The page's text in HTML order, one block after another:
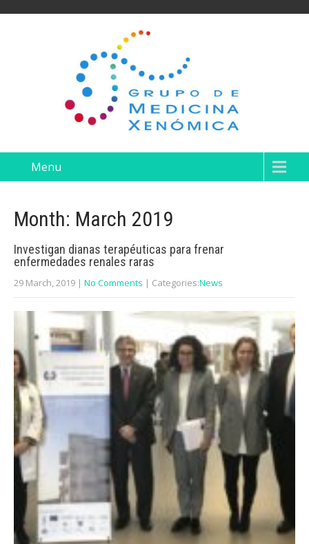
Menu
Month: March 2019
Investigan dianas terapéuticas para frenar
enfermedades renales raras
29 March, 2019 | No Comments | Categories:News